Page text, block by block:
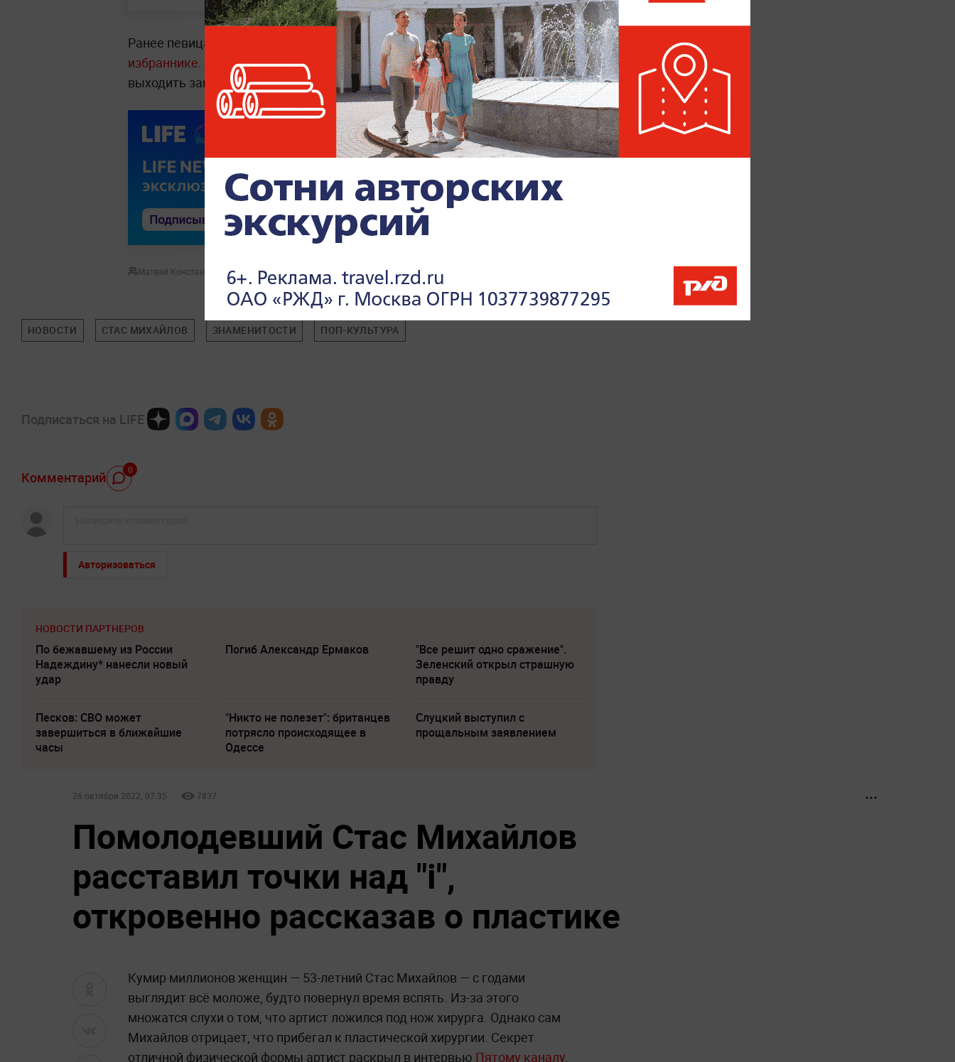
Ранее певица
Лолита Милявская впервые рассказал о своём новом
избраннике. Она назвала его "достойным мужиком", однако в шестой раз
выходить замуж не пожелала.
Матвей Константинов
НОВОСТИ СТАС МИХАЙЛОВ ЗНАМЕНИТОСТИ ПОП-КУЛЬТУРА
Подписаться на LIFE
Комментарий 0
Авторизоваться
НОВОСТИ ПАРТНЕРОВ
По бежавшему из России
Надеждину* нанесли новый
удар
Погиб Александр Ермаков
"Все решит одно сражение".
Зеленский открыл страшную
правду
Песков: СВО может
завершиться в ближайшие
часы
"Никто не полезет": британцев
потрясло происходящее в
Одессе
Слуцкий выступил с
прощальным заявлением
26 октября 2022, 07:35 7837
Помолодевший Стас Михайлов
расставил точки над "i",
откровенно рассказав о пластике
Кумир миллионов женщин — 53-летний Стас Михайлов — с годами
выглядит всё моложе, будто повернул время вспять. Из-за этого
множатся слухи о том, что артист ложился под нож хирурга. Однако сам
Михайлов отрицает, что прибегал к пластической хирургии. Секрет
отличной физической формы артист раскрыл в интервью Пятому каналу.